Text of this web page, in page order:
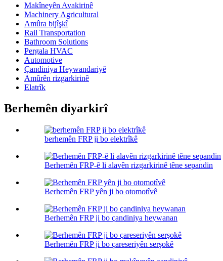
Makîneyên Avakirinê
Machinery Agricultural
Amûra bijîşkî
Rail Transportation
Bathroom Solutions
Pergala HVAC
Automotive
Çandiniya Heywandariyê
Amûrên rizgarkirinê
Elatrîk
Berhemên diyarkirî
berhemên FRP ji bo elektrîkê
Berhemên FRP-ê li alavên rizgarkirinê têne sepandin
Berhemên FRP yên ji bo otomotîvê
Berhemên FRP ji bo çandiniya heywanan
Berhemên FRP ji bo çareseriyên serşokê